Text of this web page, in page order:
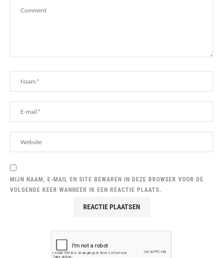
MIJN NAAM, E-MAIL EN SITE BEWAREN IN DEZE BROWSER VOOR DE
VOLGENDE KEER WANNEER IK EEN REACTIE PLAATS.